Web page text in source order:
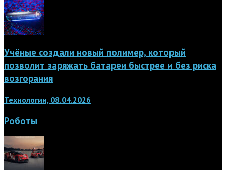
Учёные создали новый полимер, который
позволит заряжать батареи быстрее и без риска
возгорания
Технологии, 08.04.2026
Роботы